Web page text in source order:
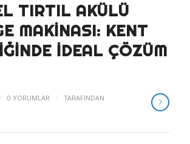
TIRTIL AKÜLÜ
MAKINASI: KENT
İDEAL ÇÖZÜM
0 YORUMLAR /
TARAFINDAN